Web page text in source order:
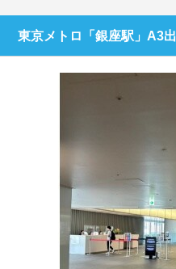
東京メトロ「銀座駅」A3